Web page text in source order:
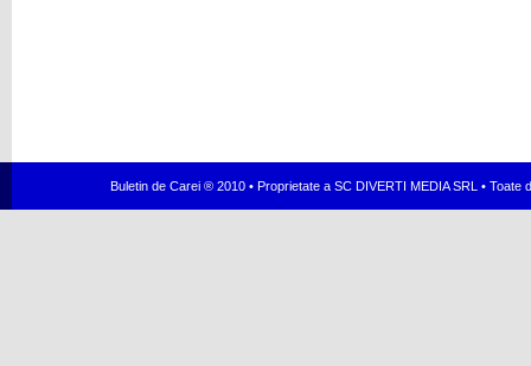
Buletin de Carei ® 2010 • Proprietate a SC DIVERTI MEDIA SRL •